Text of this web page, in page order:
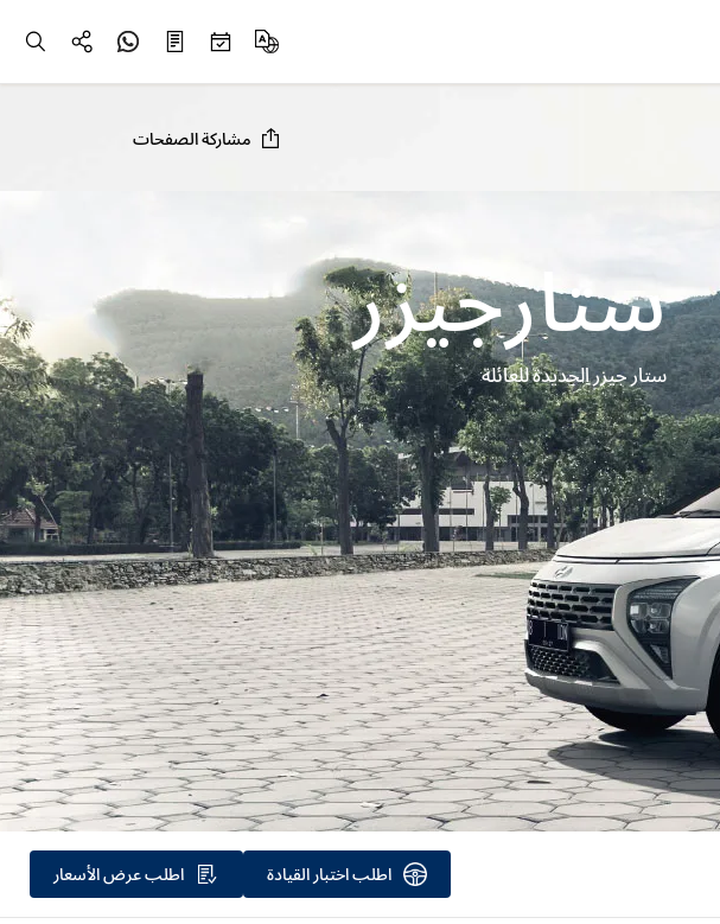
مشاركة الصفحات
ستارجيزر
ستار جيزر الجديدة للعائلة
اطلباختبار القيادة اطلبعرض الأسعار